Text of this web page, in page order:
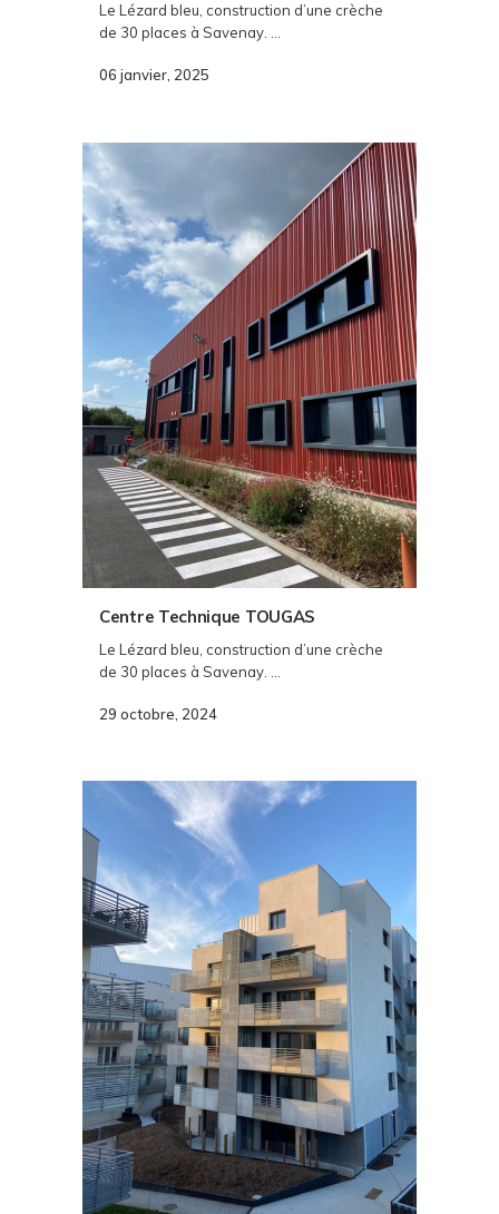
Le Lézard bleu, construction d’une crèche
de 30 places à Savenay. ...
06 janvier, 2025
Centre Technique TOUGAS
Le Lézard bleu, construction d’une crèche
de 30 places à Savenay. ...
29 octobre, 2024